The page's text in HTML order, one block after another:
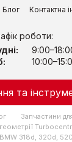
Блог Контактна
роботи:
та
Запчастини
BMW 318d,